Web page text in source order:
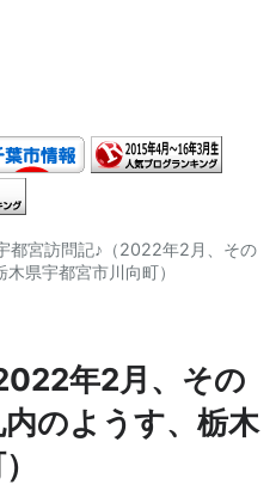
都宮訪問記♪（2022年2月、その
県宇都宮市川向町）
年2月、その
のようす、栃木